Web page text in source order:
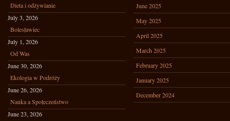
Dieta i odżywianie
July 3, 2026
Bolesławiec
July 1, 2026
Od Was
June 30, 2026
Ekologia w Podróży
June 26, 2026
Nauka a Społeczeństwo
June 23, 2026
June 2025
May 2025
April 2025
March 2025
February 2025
January 2025
December 2024